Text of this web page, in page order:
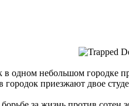
в одном небольшом
приезжают двое